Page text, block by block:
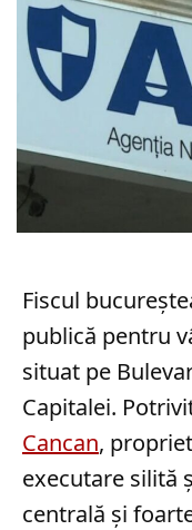
Fiscul
publică pentru
situat pe
Capitalei.
Cancan,
executare silită
centrală și